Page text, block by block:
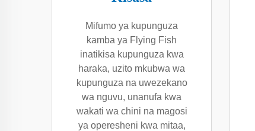
Mifumo ya kupunguza
kamba ya Flying Fish
inatikisa kupunguza kwa
haraka, uzito mkubwa wa
kupunguza na uwezekano
wa nguvu, unanufa kwa
wakati wa chini na magosi
ya operesheni kwa mitaa,